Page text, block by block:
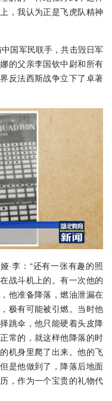
，我认为正是飞虎队精神
国军民联手，共击毁日军
的父亲李国钦中尉和所有
反法西斯战争立下了卓著
·李：“还有一张有趣的照
战斗机上的。有一次他的
他准备降落，燃油泄漏在
极有可能被引燃。当时他
跳伞，他只能硬着头皮降
常的，就这样他降落的时
机身里爬了出来。他的飞
是他做到了，降落后地面
，作为一个宝贵的礼物代